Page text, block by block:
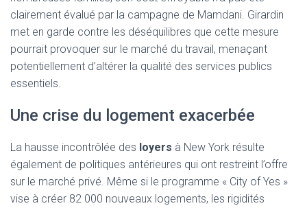
clairement évalué par la campagne de Mamdani. Girardin
met en garde contre les déséquilibres que cette mesure
pourrait provoquer sur le marché du travail, menaçant
potentiellement d’altérer la qualité des services publics
essentiels.
Une crise du logement exacerbée
La hausse incontrôlée des loyers à New York résulte
également de politiques antérieures qui ont restreint l’offre
sur le marché privé. Même si le programme « City of Yes »
vise à créer 82 000 nouveaux logements, les rigidités